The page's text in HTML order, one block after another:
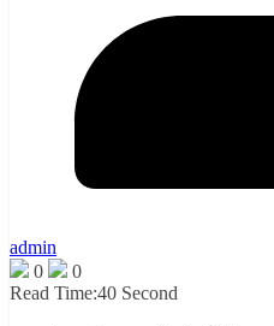
admin
0
0
Read Time:40 Second